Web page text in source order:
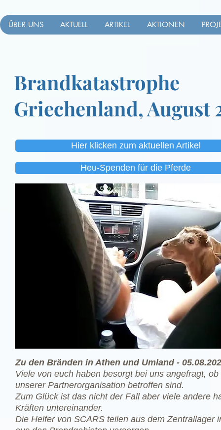
ÜBER UNS AKTUELL ARTIKEL AKTIONEN
Brandkatastrophe
Griechenland, August
Hier klicken zum aktuellen Artikel
Heu-Spenden für die Pferde
Zu den Bränden in Athen und Umland -
Viele von euch haben besorgt bei uns angefragt,
unserer Partnerorganisation betroffen sind.
Zum Glück ist das nicht der Fall aber viele andere
Kräften untereinander.
Die Helfer von SCARS teilen aus dem Zentrallager